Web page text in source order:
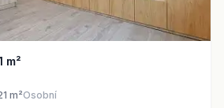
m²
m²Osobní